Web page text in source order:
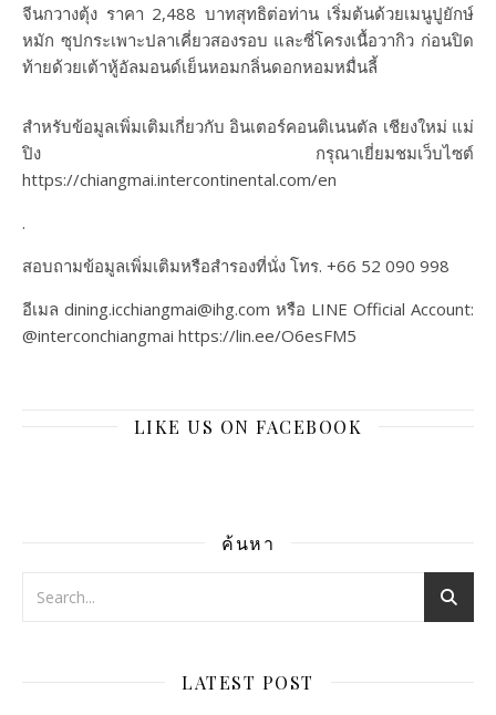
จีนกวางตุ้ง ราคา 2,488 บาทสุทธิต่อท่าน เริ่มต้นด้วยเมนูปูยักษ์
หมัก ซุปกระเพาะปลาเคี่ยวสองรอบ และซี่โครงเนื้อวากิว ก่อนปิด
ท้ายด้วยเต้าหู้อัลมอนด์เย็นหอมกลิ่นดอกหอมหมื่นลี้
สำหรับข้อมูลเพิ่มเติมเกี่ยวกับ อินเตอร์คอนติเนนตัล เชียงใหม่ แม่
ปิง กรุณาเยี่ยมชมเว็บไซต์
https://chiangmai.intercontinental.com/en
.
สอบถามข้อมูลเพิ่มเติมหรือสำรองที่นั่ง โทร. +66 52 090 998
อีเมล dining.icchiangmai@ihg.com หรือ LINE Official Account:
@interconchiangmai https://lin.ee/O6esFM5
LIKE US ON FACEBOOK
ค้นหา
LATEST POST